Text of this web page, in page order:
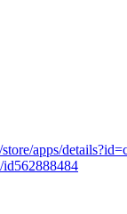
apps/
id562888484